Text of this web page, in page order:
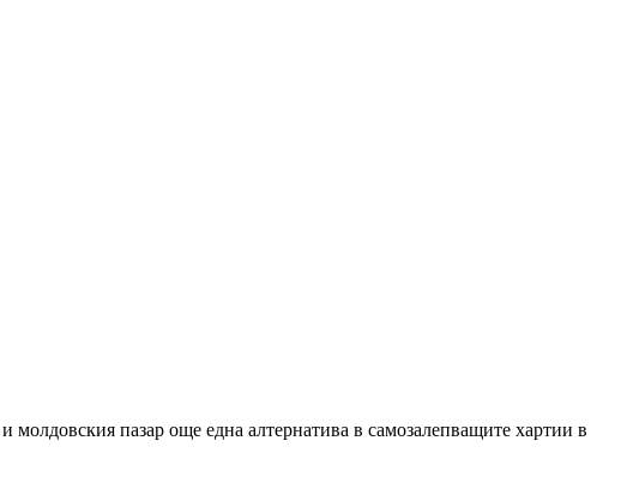
пазар още една алтернатива в самозалепващите хартии в